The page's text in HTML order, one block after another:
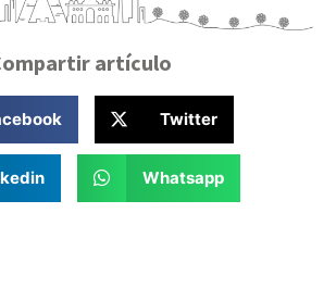
artículo
Twitter
Whatsapp